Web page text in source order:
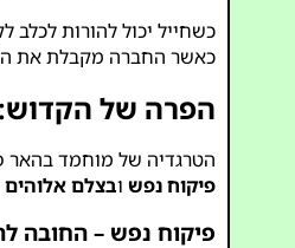
כשחייל יכול להורות
כאשר החברה מקבלת את
הפרה של הקדוש:
הטרגדיה של מוחמד בהאר
פיקוח נפש ובצלם אלוהים
פיקוח נפש – החובה